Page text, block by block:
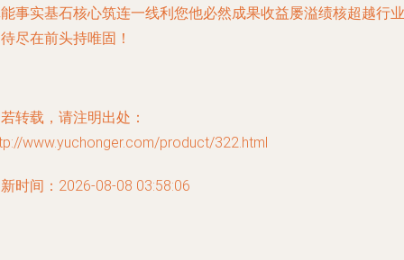
事实基石核心筑连一线利您他必然成果收益屡溢绩核超越行业
尽在前头持唯固！
转载，请注明出处：
www.yuchonger.com/product/322.html
时间：2026-08-08 03:58:06